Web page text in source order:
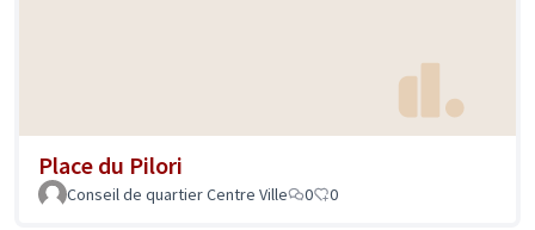
Place du Pilori
Conseil de quartier Centre Ville 0 0